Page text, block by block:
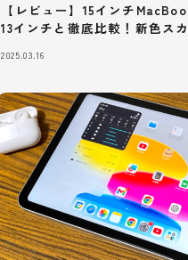
【レビュー】15インチ
13インチと徹底比較！新色ス
2025.03.16